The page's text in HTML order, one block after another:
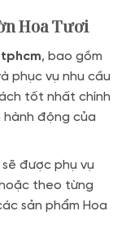
Hoa Tươi
, bao gồm
phục vụ nhu cầu
tốt nhất chính
hành động của
được phụ vụ
theo từng
sản phẩm Hoa